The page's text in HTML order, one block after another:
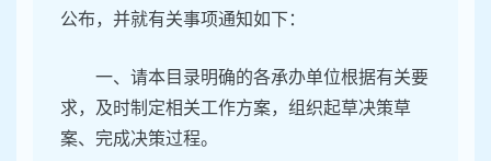
公布，并就有关事项通知如下：
一、请本目录明确的各承办单位根据有关要
求，及时制定相关工作方案，组织起草决策草
案、完成决策过程。